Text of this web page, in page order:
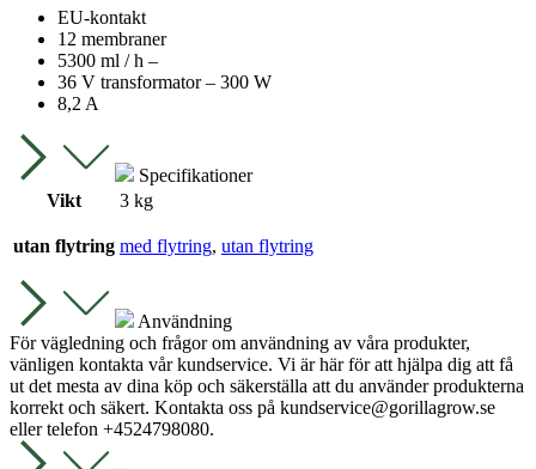
EU-kontakt
12 membraner
5300 ml / h –
36 V transformator – 300 W
8,2 A
Specifikationer
Vikt
3 kg
utan flytring med flytring, utan flytring
Användning
För vägledning och frågor om användning av våra produkter,
vänligen kontakta vår kundservice. Vi är här för att hjälpa dig att få
ut det mesta av dina köp och säkerställa att du använder produkterna
korrekt och säkert. Kontakta oss på kundservice@gorillagrow.se
eller telefon +4524798080.